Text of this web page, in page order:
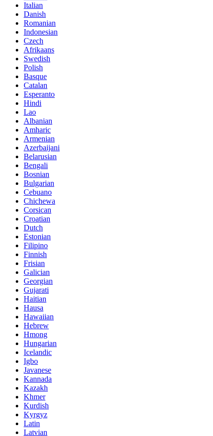
Italian
Danish
Romanian
Indonesian
Czech
Afrikaans
Swedish
Polish
Basque
Catalan
Esperanto
Hindi
Lao
Albanian
Amharic
Armenian
Azerbaijani
Belarusian
Bengali
Bosnian
Bulgarian
Cebuano
Chichewa
Corsican
Croatian
Dutch
Estonian
Filipino
Finnish
Frisian
Galician
Georgian
Gujarati
Haitian
Hausa
Hawaiian
Hebrew
Hmong
Hungarian
Icelandic
Igbo
Javanese
Kannada
Kazakh
Khmer
Kurdish
Kyrgyz
Latin
Latvian